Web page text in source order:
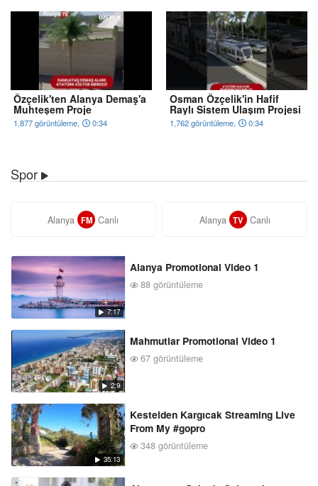
Özçelik'ten Alanya Demaş'a
Muhteşem Proje
1,877 görüntüleme, 0:34
Osman Özçelik'in Hafif
Raylı Sistem Ulaşım Projesi
1,762 görüntüleme, 0:34
Spor
Alanya FM Canlı Alanya TV Canlı
7:17
Alanya Promotional Video 1
88 görüntüleme
2:9
Mahmutlar Promotional Video 1
67 görüntüleme
35:13
Kestelden Kargıcak Streaming Live
From My #gopro
348 görüntüleme